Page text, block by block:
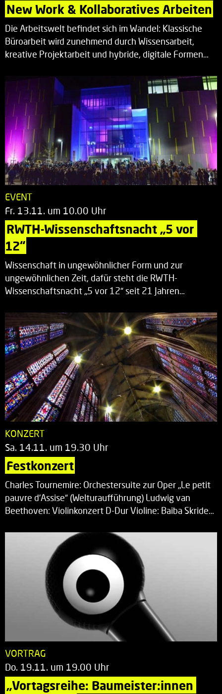
New Work & Kollaboratives Arbeiten
Die Arbeitswelt befindet sich im Wandel: Klassische
Büroarbeit wird zunehmend durch Wissensarbeit,
kreative Projektarbeit und hybride, digitale Formen…
EVENT
Fr. 13.11. um 10.00 Uhr
RWTH-Wissenschaftsnacht „5 vor
12“
Wissenschaft in ungewöhnlicher Form und zur
ungewöhnlichen Zeit, dafür steht die RWTH-
Wissenschaftsnacht „5 vor 12“ seit 21 Jahren…
KONZERT
Sa. 14.11. um 19.30 Uhr
Festkonzert
Charles Tournemire: Orchestersuite zur Oper „Le petit
pauvre d’Assise“ (Welturaufführung) Ludwig van
Beethoven: Violinkonzert D-Dur Violine: Baiba Skride…
VORTRAG
Do. 19.11. um 19.00 Uhr
„Vortagsreihe: Baumeister:innen